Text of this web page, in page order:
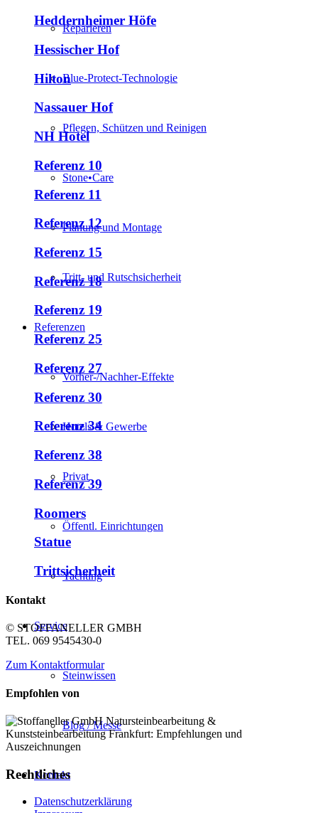
Reparieren
Blue-Protect-Technologie
Pflegen, Schützen und Reinigen
Stone•Care
Planung und Montage
Tritt- und Rutschsicherheit
Referenzen
Vorher-/Nachher-Effekte
Hotels & Gewerbe
Privat
Öffentl. Einrichtungen
Yachting
Service
Steinwissen
Blog / Messe
Kontakt
Heddernheimer Höfe
Hessischer Hof
Hilton
Nassauer Hof
NH Hotel
Referenz 10
Referenz 11
Referenz 12
Referenz 15
Referenz 18
Referenz 19
Referenz 25
Referenz 27
Referenz 30
Referenz 34
Referenz 38
Referenz 39
Roomers
Statue
Trittsicherheit
Kontakt
© STOFFANELLER GMBH
TEL. 069 9545430-0
Zum Kontaktformular
Empfohlen von
Rechtliches
Datenschutzerklärung